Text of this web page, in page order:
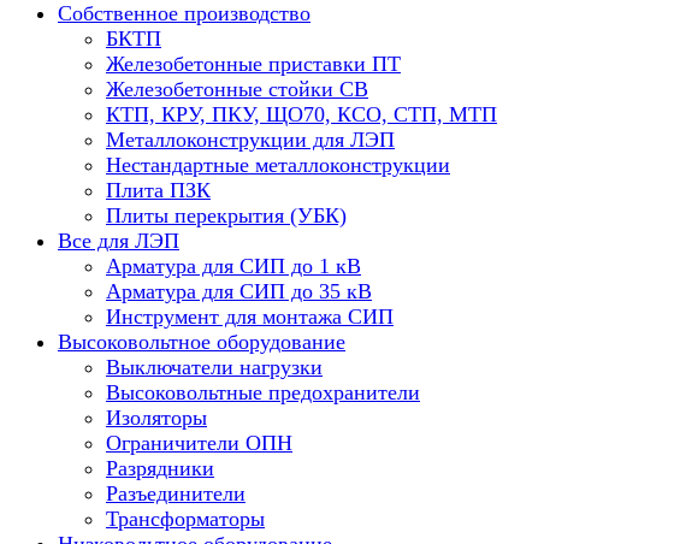
Собственное производство
БКТП
Железобетонные приставки ПТ
Железобетонные стойки СВ
КТП, КРУ, ПКУ, ЩО70, КСО, СТП, МТП
Металлоконструкции для ЛЭП
Нестандартные металлоконструкции
Плита ПЗК
Плиты перекрытия (УБК)
Все для ЛЭП
Арматура для СИП до 1 кВ
Арматура для СИП до 35 кВ
Инструмент для монтажа СИП
Высоковольтное оборудование
Выключатели нагрузки
Высоковольтные предохранители
Изоляторы
Ограничители ОПН
Разрядники
Разъединители
Трансформаторы